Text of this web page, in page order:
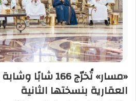
«مسار» تُخرّج 166
العقارية بنسختها الثانية